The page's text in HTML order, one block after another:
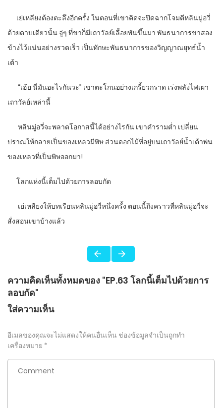
เย่เหลียงต้องตะลึงอีกครั้ง ในตอนที่เขาคิดจะปิดฉากโจมตีหลินมู่อวี่
ด้วยดาบเดียวนั้น จู่ๆ ที่ขาก็มีเถาวัลย์เลื้อยพันขึ้นมา พันธนาการขาสอง
ข้างไว้แน่นอย่างรวดเร็ว เป็นทักษะพันธนาการของวิญญาณยุทธ์น้ำ
เต้า
“เฮ้ย นี่มันอะไรกันวะ” เขาตะโกนอย่างเกรี้ยวกราด เร่งพลังไฟเผา
เถาวัลย์เหล่านี้
หลินมู่อวี่จะพลาดโอกาสนี้ได้อย่างไรกัน เขาคำรามต่ำ เปลี่ยน
ปราณให้กลายเป็นของเหลวมีพิษ ส่วนดอกไม้ที่อยู่บนเถาวัลย์น้ำเต้าพ่น
ของเหลวที่เป็นพิษออกมา!
โลกแห่งนี้เต็มไปด้วยการลอบกัด
เย่เหลียงให้บทเรียนหลินมู่อวี่หนึ่งครั้ง ตอนนี้ถึงคราวที่หลินมู่อวี่จะ
สั่งสอนเขาบ้างแล้ว
ความคิดเห็นทั้งหมดของ "EP.63 โลกนี้เต็มไปด้วยการ
ลอบกัด"
ใส่ความเห็น
อีเมลของคุณจะไม่แสดงให้คนอื่นเห็น ช่องข้อมูลจำเป็นถูกทำ
เครื่องหมาย *